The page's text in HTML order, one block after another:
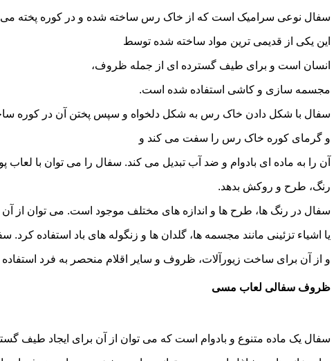
سفال نوعی سرامیک است که از خاک رس ساخته شده و در کوره پخته
این یکی از قدیمی ترین مواد ساخته شده توسط
انسان است و برای طیف گسترده ای از جمله ظروف،
مجسمه سازی و کاشی استفاده شده است.
سفال با شکل دادن خاک رس به شکل دلخواه و سپس پختن آن در کوره
و گرمای کوره خاک رس را سفت می کند و
آن را به ماده ای بادوام و ضد آب تبدیل می کند. سفال را می توان با
رنگ، طرح و روکش بدهد.
سفال در رنگ ها، طرح ها و اندازه های مختلف موجود است. می توان از
یا اشیاء تزئینی مانند مجسمه ها، گلدان ها و زنگوله های باد استفاده
و از آن برای ساخت زیورآلات، ظروف و سایر اقلام منحصر به فرد
ظروف سفالی لعاب مسی
سفال یک ماده متنوع و بادوام است که می توان از آن برای ایجاد طیف